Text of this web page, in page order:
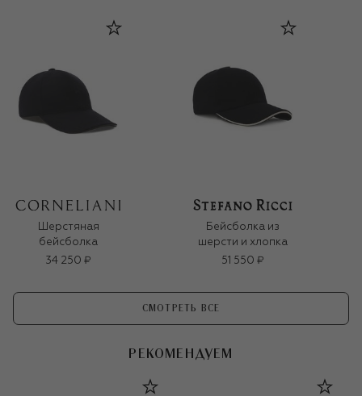
Шерстяная
бейсболка
34 250 ₽
Бейсболка из
шерсти и хлопка
51 550 ₽
СМОТРЕТЬ ВСЕ
РЕКОМЕНДУЕМ